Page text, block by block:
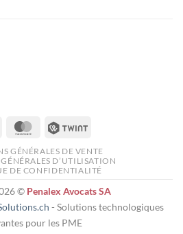
Visa MasterCardTwint
GÉNÉRALES DE VENTE
D’UTILISATION
DE CONFIDENTIALITÉ
© Penalex Avocats SA
- Solutions technologiques
pour les PME